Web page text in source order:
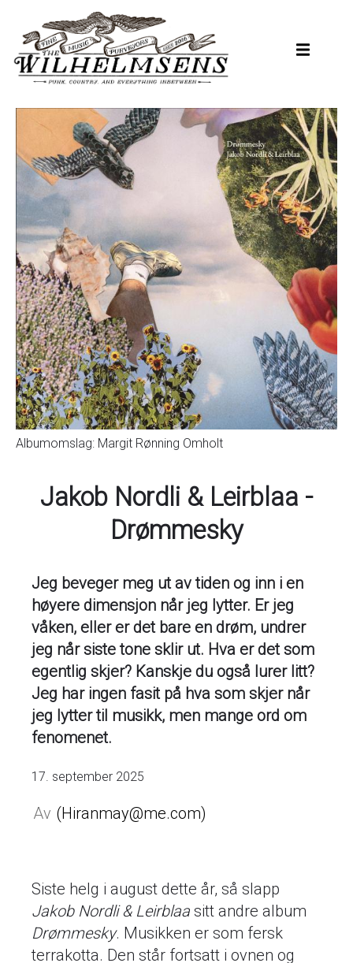
hovedinnhold
Albumomslag: Margit Rønning Omholt
Jakob Nordli & Leirblaa -
Drømmesky
Jeg beveger meg ut av tiden og inn i en
høyere dimensjon når jeg lytter. Er jeg
våken, eller er det bare en drøm, undrer
jeg når siste tone sklir ut. Hva er det som
egentlig skjer? Kanskje du også lurer litt?
Jeg har ingen fasit på hva som skjer når
jeg lytter til musikk, men mange ord om
fenomenet.
17. september 2025
Hiranmay@me.com
Siste helg i august dette år, så slapp
Jakob Nordli & Leirblaa sitt andre album
Drømmesky. Musikken er som fersk
terrakotta. Den står fortsatt i ovnen og